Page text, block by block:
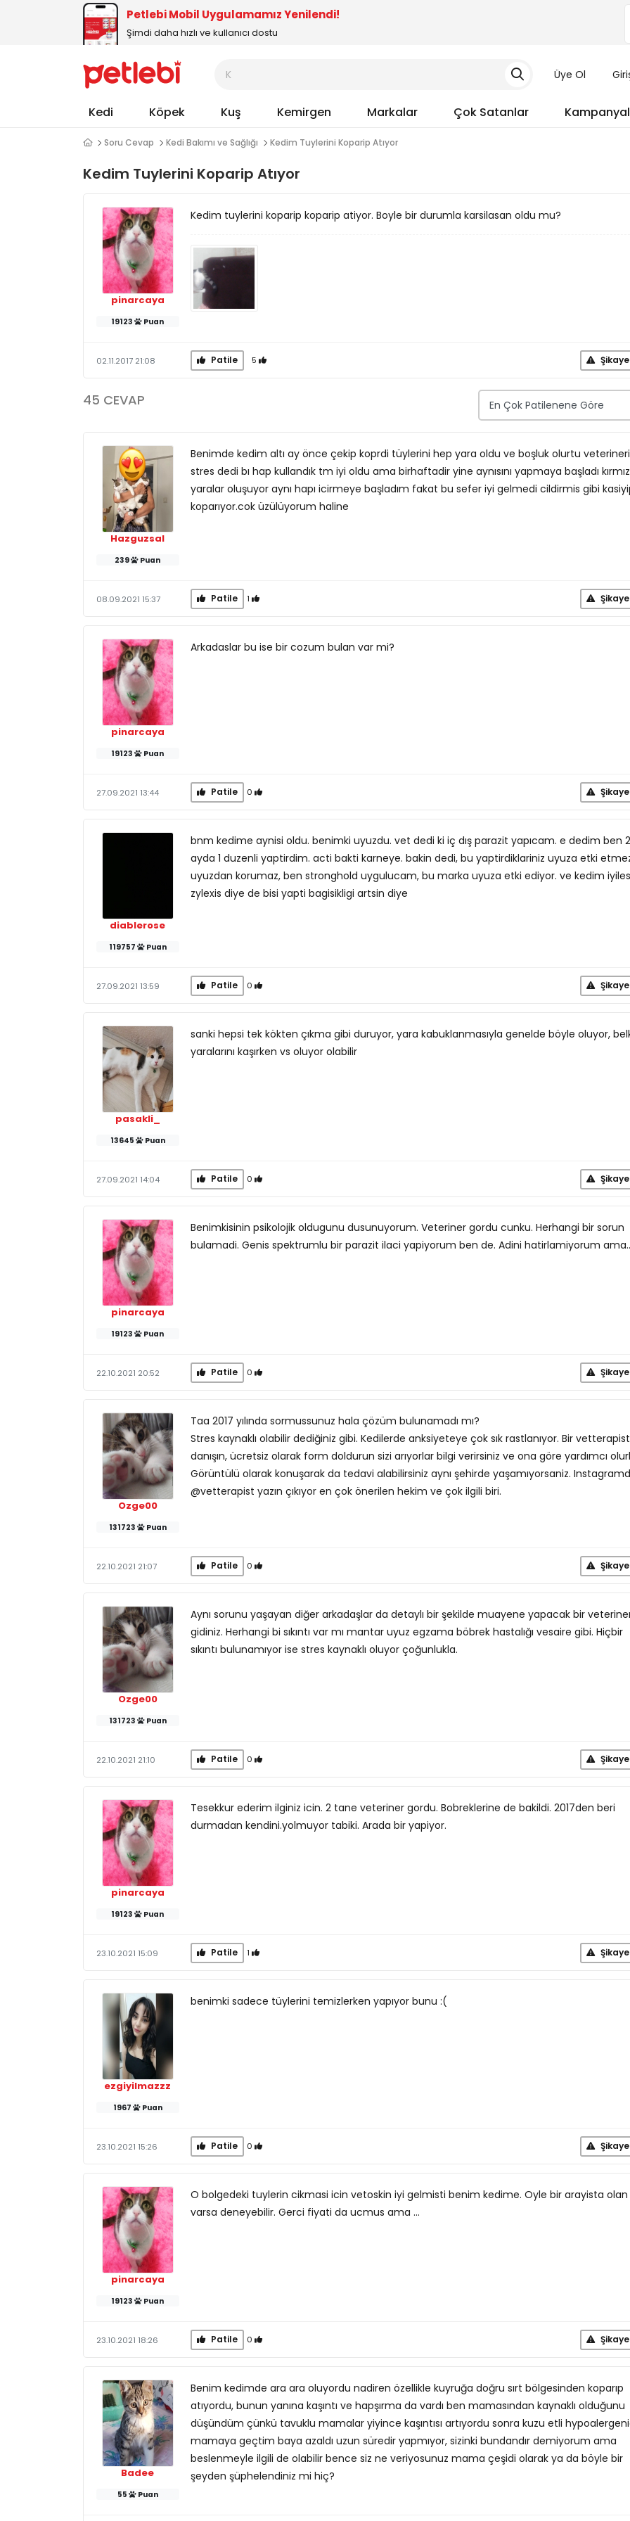
Petlebi Mobil Uygulamamız Yenilendi!
Şimdi daha hızlı ve kullanıcı dostu
Üye Ol
Kedi Köpek Kuş Kemirgen Markalar Çok Satanlar
Soru Cevap Kedi Bakımı ve Sağlığı Kedim Tuylerini Koparip Atıyor
Kedim Tuylerini Koparip Atıyor
pinarcaya
19123 Puan
Kedim tuylerini koparip koparip atiyor. Boyle bir durumla karsilasan oldu mu?
02.11.2017 21:08 Patile 5
45 CEVAP
Hazguzsal
239 Puan
Benimde kedim altı ay önce çekip koprdi tüylerini hep yara oldu ve boşluk olurtu
stres dedi bı hap kullandık tm iyi oldu ama birhaftadir yine aynısını yapmaya başladı
yaralar oluşuyor aynı hapı icirmeye başladım fakat bu sefer iyi gelmedi cildirmis gibi
koparıyor.cok üzülüyorum haline
08.09.2021 15:37 Patile 1
pinarcaya
19123 Puan
Arkadaslar bu ise bir cozum bulan var mi?
27.09.2021 13:44 Patile 0
diablerose
119757 Puan
bnm kedime aynisi oldu. benimki uyuzdu. vet dedi ki iç dış parazit yapıcam. e dedim ben 2
ayda 1 duzenli yaptirdim. acti bakti karneye. bakin dedi, bu yaptirdiklariniz uyuza etki
uyuzdan korumaz, ben stronghold uygulucam, bu marka uyuza etki ediyor. ve kedim
zylexis diye de bisi yapti bagisikligi artsin diye
27.09.2021 13:59 Patile 0
pasakli_
13645 Puan
sanki hepsi tek kökten çıkma gibi duruyor, yara kabuklanmasıyla genelde böyle oluyor,
yaralarını kaşırken vs oluyor olabilir
27.09.2021 14:04 Patile 0
pinarcaya
19123 Puan
Benimkisinin psikolojik oldugunu dusunuyorum. Veteriner gordu cunku. Herhangi bir sorun
bulamadi. Genis spektrumlu bir parazit ilaci yapiyorum ben de. Adini hatirlamiyorum
22.10.2021 20:52 Patile 0
Ozge00
131723 Puan
Taa 2017 yılında sormussunuz hala çözüm bulunamadı mı?
Stres kaynaklı olabilir dediğiniz gibi. Kedilerde anksiyeteye çok sık rastlanıyor. Bir
danışın, ücretsiz olarak form doldurun sizi arıyorlar bilgi verirsiniz ve ona göre yardımcı
Görüntülü olarak konuşarak da tedavi alabilirsiniz aynı şehirde yaşamıyorsaniz.
@vetterapist yazın çıkıyor en çok önerilen hekim ve çok ilgili biri.
22.10.2021 21:07 Patile 0
Ozge00
131723 Puan
Aynı sorunu yaşayan diğer arkadaşlar da detaylı bir şekilde muayene yapacak bir
gidiniz. Herhangi bi sıkıntı var mı mantar uyuz egzama böbrek hastalığı vesaire gibi. Hiçbir
sıkıntı bulunamıyor ise stres kaynaklı oluyor çoğunlukla.
22.10.2021 21:10 Patile 0
pinarcaya
19123 Puan
Tesekkur ederim ilginiz icin. 2 tane veteriner gordu. Bobreklerine de bakildi. 2017den beri
durmadan kendini.yolmuyor tabiki. Arada bir yapiyor.
23.10.2021 15:09 Patile 1
ezgiyilmazzz
1967 Puan
benimki sadece tüylerini temizlerken yapıyor bunu :(
23.10.2021 15:26 Patile 0
pinarcaya
19123 Puan
O bolgedeki tuylerin cikmasi icin vetoskin iyi gelmisti benim kedime. Oyle bir arayista olan
varsa deneyebilir. Gerci fiyati da ucmus ama ...
23.10.2021 18:26 Patile 0
Badee
55 Puan
Benim kedimde ara ara oluyordu nadiren özellikle kuyruğa doğru sırt bölgesinden koparıp
atıyordu, bunun yanına kaşıntı ve hapşırma da vardı ben mamasından kaynaklı olduğunu
düşündüm çünkü tavuklu mamalar yiyince kaşıntısı artıyordu sonra kuzu etli
mamaya geçtim baya azaldı uzun süredir yapmıyor, sizinki bundandır demiyorum ama
beslenmeyle ilgili de olabilir bence siz ne veriyosunuz mama çeşidi olarak ya da böyle bir
şeyden şüphelendiniz mi hiç?